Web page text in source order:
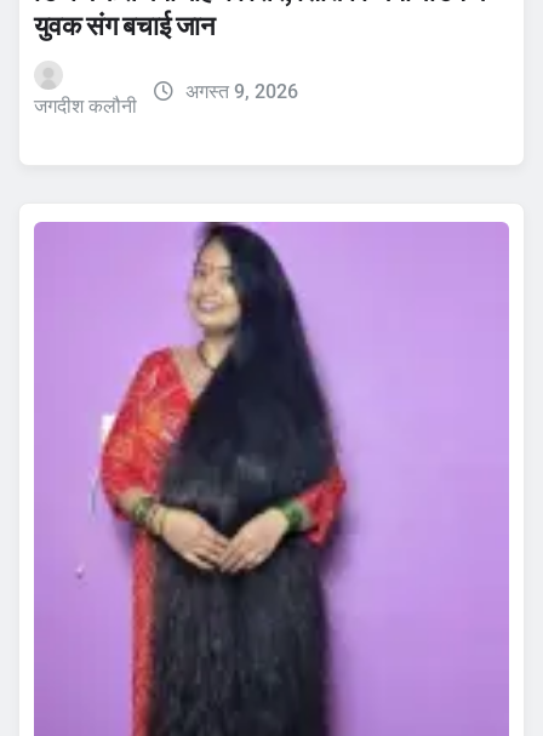
युवक संग बचाई जान
जगदीश कलौनी
अगस्त 9, 2026